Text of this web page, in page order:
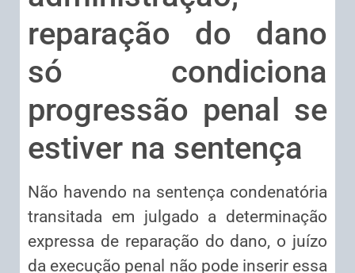
reparação do dano
só condiciona
progressão penal se
estiver na sentença
Não havendo na sentença condenatória
transitada em julgado a determinação
expressa de reparação do dano, o juízo
da execução penal não pode inserir essa